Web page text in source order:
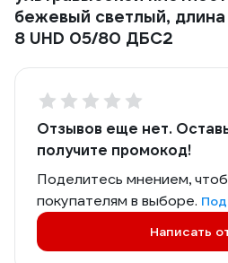
бежевый светлый, длина
8 UHD 05/80 ДБС2
Отзывов еще нет.
получите промокод!
Поделитесь мнением,
покупателям в выборе.
Написать